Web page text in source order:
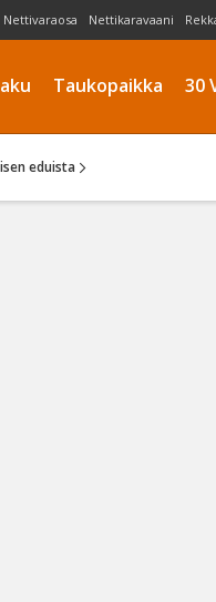
Nettivaraosa Nettikaravaani
Taukopaikka 30
eduista